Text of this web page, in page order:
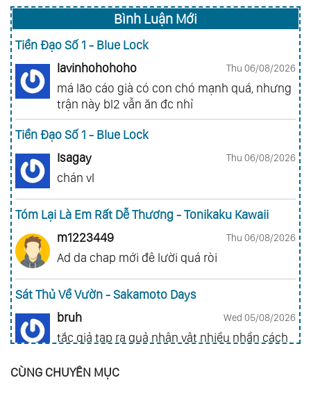
Bình Luận Mới
Tiền Đạo Số 1 - Blue Lock
lavinhohohoho
Thu 06/08/2026
má lão cáo già có con chó mạnh quá, nhưng
trận này bl2 vẫn ăn đc nhỉ
Tiền Đạo Số 1 - Blue Lock
Isagay
Thu 06/08/2026
chán vl
Tóm Lại Là Em Rất Dễ Thương - Tonikaku Kawaii
m1223449
Thu 06/08/2026
Ad da chap mới đê lười quá ròi
Sát Thủ Về Vườn - Sakamoto Days
bruh
Wed 05/08/2026
tắc giả tạp ra quả nhân vật nhiều nhần cách
Gia Đình Điệp Viên - Spy X Family
CÙNG CHUYÊN MỤC